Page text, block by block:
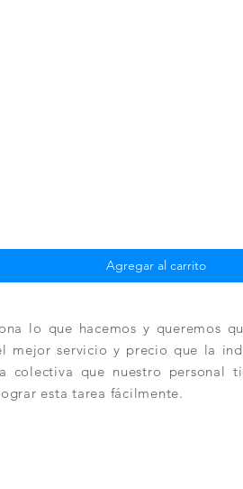
Agregar al carrito
lo que hacemos y queremos
mejor servicio y precio que la
colectiva que nuestro personal
esta tarea fácilmente.